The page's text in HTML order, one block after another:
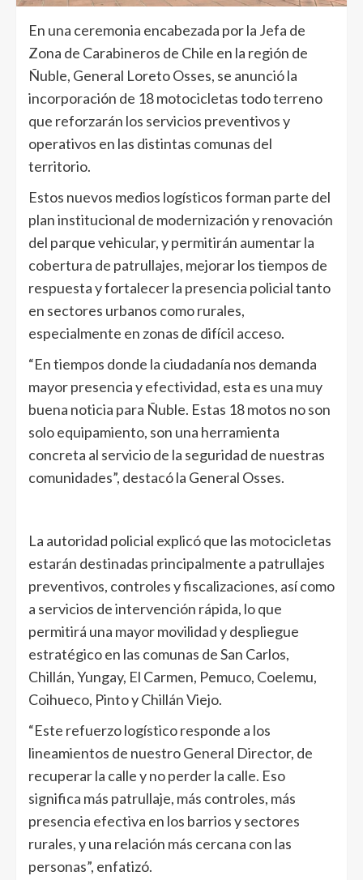
En una ceremonia encabezada por la Jefa de
Zona de Carabineros de Chile en la región de
Ñuble, General Loreto Osses, se anunció la
incorporación de 18 motocicletas todo terreno
que reforzarán los servicios preventivos y
operativos en las distintas comunas del
territorio.
Estos nuevos medios logísticos forman parte del
plan institucional de modernización y renovación
del parque vehicular, y permitirán aumentar la
cobertura de patrullajes, mejorar los tiempos de
respuesta y fortalecer la presencia policial tanto
en sectores urbanos como rurales,
especialmente en zonas de difícil acceso.
“En tiempos donde la ciudadanía nos demanda
mayor presencia y efectividad, esta es una muy
buena noticia para Ñuble. Estas 18 motos no son
solo equipamiento, son una herramienta
concreta al servicio de la seguridad de nuestras
comunidades”, destacó la General Osses.
La autoridad policial explicó que las motocicletas
estarán destinadas principalmente a patrullajes
preventivos, controles y fiscalizaciones, así como
a servicios de intervención rápida, lo que
permitirá una mayor movilidad y despliegue
estratégico en las comunas de San Carlos,
Chillán, Yungay, El Carmen, Pemuco, Coelemu,
Coihueco, Pinto y Chillán Viejo.
“Este refuerzo logístico responde a los
lineamientos de nuestro General Director, de
recuperar la calle y no perder la calle. Eso
significa más patrullaje, más controles, más
presencia efectiva en los barrios y sectores
rurales, y una relación más cercana con las
personas”, enfatizó.